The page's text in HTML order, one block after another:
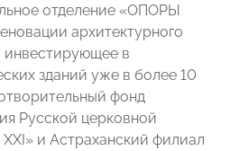
отделение «ОПОРЫ
архитектурного
инвестирующее в
зданий уже в более 10
фонд
Русской церковной
и Астраханский филиал